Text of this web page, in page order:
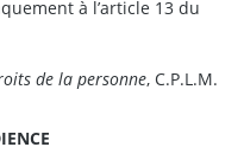
à l’article 13 du
de la personne, C.P.L.M.